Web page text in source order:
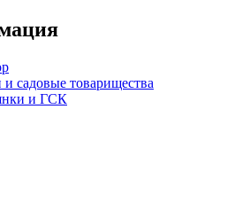
садовые товарищества
и ГСК